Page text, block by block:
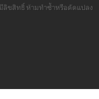
ลิขสิทธิ์ ห้ามทำซ้ำหรือดัดแปลง